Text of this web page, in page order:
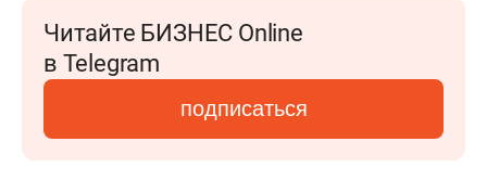
Читайте БИЗНЕС Online
в Telegram
подписаться